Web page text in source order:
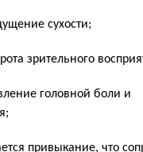
сухости;
зрительного
головной боли и
привыкание, что